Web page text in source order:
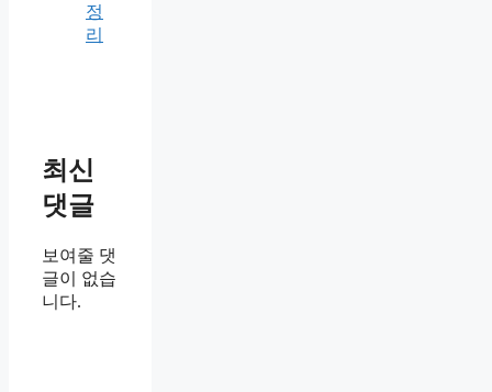
정
리
최신
댓글
보여줄 댓
글이 없습
니다.